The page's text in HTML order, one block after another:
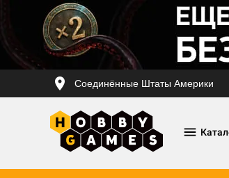
Соединённые Штаты Америки